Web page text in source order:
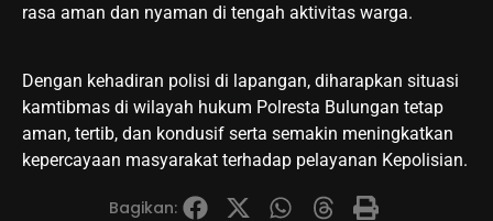
rasa aman dan nyaman di tengah aktivitas warga.
Dengan kehadiran polisi di lapangan, diharapkan situasi
kamtibmas di wilayah hukum Polresta Bulungan tetap
aman, tertib, dan kondusif serta semakin meningkatkan
kepercayaan masyarakat terhadap pelayanan Kepolisian.
Bagikan: